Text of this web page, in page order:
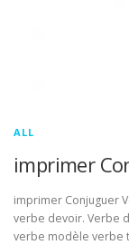
ALL
imprimer
imprimer Conjuguer
verbe devoir. Verbe
verbe modèle verbe